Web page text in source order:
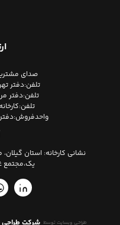
صدای
تلفن:دفتر تهران |
تلفن:دفتر مرکزی |
تلفن:کارخانه |
واحدفروش:دفتر
نشانی کارخانه: استان
یک،مجتمع
طراحی وبسایت توسط